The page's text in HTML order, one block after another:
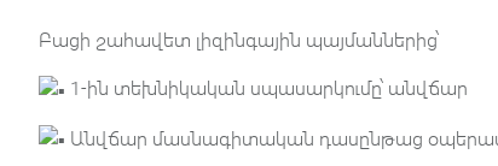
Բացի շահավետ լիզինգային պայմաններից՝
1-ին տեխնիկական սպասարկումը՝ անվճար
Անվճար մասնագիտական դասընթաց